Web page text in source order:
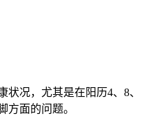
况，尤其是在阳历4、8、
方面的问题。